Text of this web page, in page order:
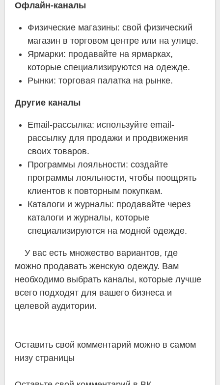
Офлайн-каналы
Физические магазины: свой физический
магазин в торговом центре или на улице.
Ярмарки: продавайте на ярмарках,
которые специализируются на одежде.
Рынки: торговая палатка на рынке.
Другие каналы
Email-рассылка: используйте email-
рассылку для продажи и продвижения
своих товаров.
Программы лояльности: создайте
программы лояльности, чтобы поощрять
клиентов к повторным покупкам.
Каталоги и журналы: продавайте через
каталоги и журналы, которые
специализируются на модной одежде.
У вас есть множество вариантов, где
можно продавать женскую одежду. Вам
необходимо выбрать каналы, которые лучше
всего подходят для вашего бизнеса и
целевой аудитории.
Оставить свой комментарий можно в самом
низу страницы